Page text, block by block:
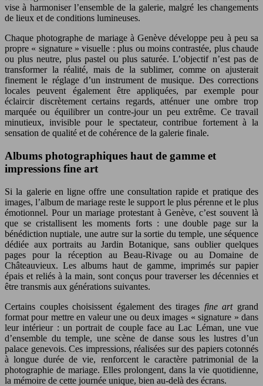
vise à harmoniser l’ensemble de la galerie, malgré les changements
de lieux et de conditions lumineuses.
Chaque photographe de mariage à Genève développe peu à peu sa
propre « signature » visuelle : plus ou moins contrastée, plus chaude
ou plus neutre, plus pastel ou plus saturée. L’objectif n’est pas de
transformer la réalité, mais de la sublimer, comme on ajusterait
finement le réglage d’un instrument de musique. Des corrections
locales peuvent également être appliquées, par exemple pour
éclaircir discrètement certains regards, atténuer une ombre trop
marquée ou équilibrer un contre-jour un peu extrême. Ce travail
minutieux, invisible pour le spectateur, contribue fortement à la
sensation de qualité et de cohérence de la galerie finale.
Albums photographiques haut de gamme et
impressions fine art
Si la galerie en ligne offre une consultation rapide et pratique des
images, l’album de mariage reste le support le plus pérenne et le plus
émotionnel. Pour un mariage protestant à Genève, c’est souvent là
que se cristallisent les moments forts : une double page sur la
bénédiction nuptiale, une autre sur la sortie du temple, une séquence
dédiée aux portraits au Jardin Botanique, sans oublier quelques
pages pour la réception au Beau-Rivage ou au Domaine de
Châteauvieux. Les albums haut de gamme, imprimés sur papier
épais et reliés à la main, sont conçus pour traverser les décennies et
être transmis aux générations suivantes.
Certains couples choisissent également des tirages fine artgrand
format pour mettre en valeur une ou deux images « signature » dans
leur intérieur : un portrait de couple face au Lac Léman, une vue
d’ensemble du temple, une scène de danse sous les lustres d’un
palace genevois. Ces impressions, réalisées sur des papiers cotonnés
à longue durée de vie, renforcent le caractère patrimonial de la
photographie de mariage. Elles prolongent, dans la vie quotidienne,
la mémoire de cette journée unique, bien au-delà des écrans.